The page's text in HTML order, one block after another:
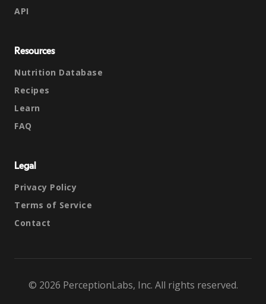
API
Resources
Nutrition Database
Recipes
Learn
FAQ
Legal
Privacy Policy
Terms of Service
Contact
© 2026 PerceptionLabs, Inc. All rights reserved.